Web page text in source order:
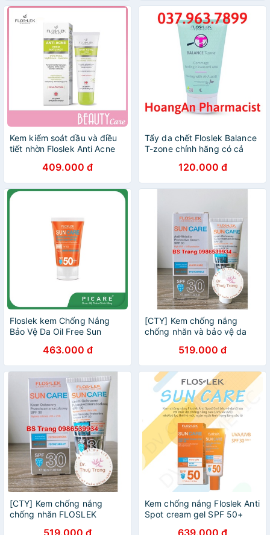
Kem kiểm soát dầu và điều
tiết nhờn Floslek Anti Acne
409.000 đ
Tẩy da chết Floslek Balance
T-zone chính hãng có cả
địa Ba Lan120.000 đ
Floslek kem Chống Nắng
Bảo Vệ Da Oil Free Sun
SPF50+ 50ml463.000 đ
[CTY] Kem chống nắng
chống nhăn và bảo vệ da
WRINKLE PROTECTIVE
cream SPF 30+ cho da khô,
nhạy cảm
519.000 đ
[CTY] Kem chống nắng
chống nhăn FLOSLEK
519.000 đ
Kem chống nắng Floslek Anti
Spot cream gel SPF 50+
639.000 đ